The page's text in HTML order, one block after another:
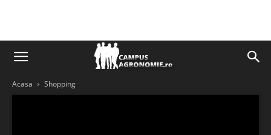
Acasa Shopping